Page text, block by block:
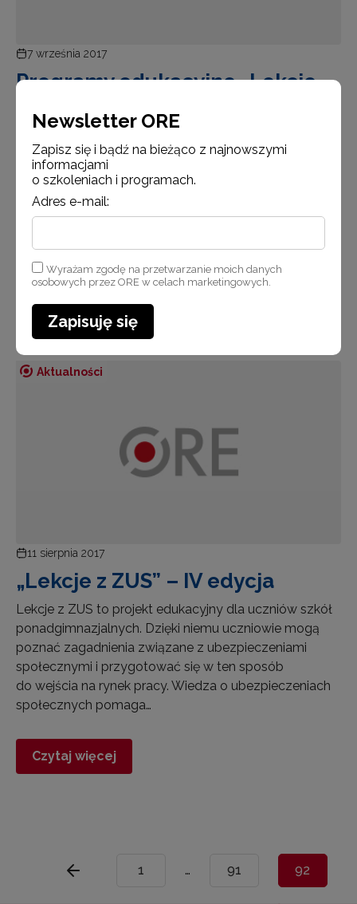
7 września 2017
Programy edukacyjne „Lekcje
Świadomość i wiedza z zakresu ubezpieczeń
społecznych jest cennym kapitałem dla ludzi,
którzy w bliższej bądź dalszej przyszłości wejdą
w dorosłe życie. Mając to na uwadze, Zakład
Ubezpieczeń Społecznych (ZUS) opracował programy
Czytaj więcej
Aktualności
11 sierpnia 2017
„Lekcje z ZUS” – IV edycja
Lekcje z ZUS to projekt edukacyjny dla uczniów szkół
ponadgimnazjalnych. Dzięki niemu uczniowie mogą
poznać zagadnienia związane z ubezpieczeniami
społecznymi i przygotować się w ten sposób
do wejścia na rynek pracy. Wiedza o ubezpieczeniach
społecznych pomaga…
Czytaj więcej
1 … 91 92
Newsletter ORE
Zapisz się i bądź na bieżąco z najnowszymi
informacjami
o szkoleniach i programach.
Adres e-mail:
Wyrażam zgodę na przetwarzanie moich danych
osobowych przez ORE w celach marketingowych.
Zapisuję się